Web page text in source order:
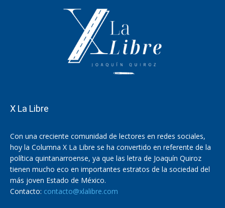
X La Libre
Con una creciente comunidad de lectores en redes sociales,
hoy la Columna X La Libre se ha convertido en referente de la
política quintanarroense, ya que las letra de Joaquín Quiroz
tienen mucho eco en importantes estratos de la sociedad del
más joven Estado de México.
Contacto: contacto@xlalibre.com